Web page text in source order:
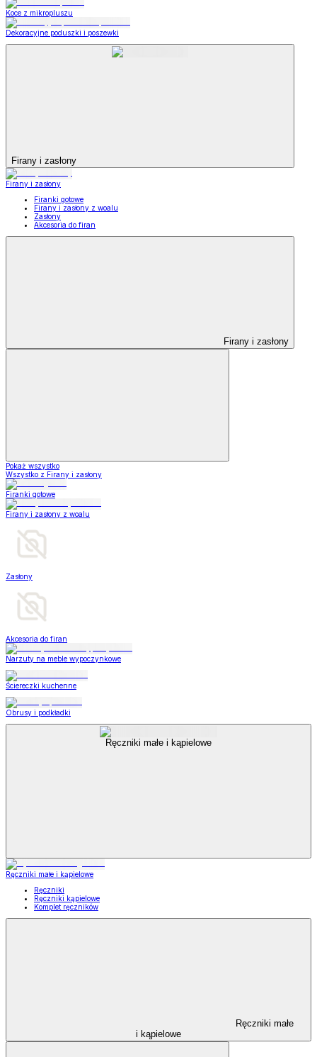
Koce z mikropluszu
Dekoracyjne poduszki i poszewki
Firany i zasłony
Firany i zasłony
Firanki gotowe
Firany i zasłony z woalu
Zasłony
Akcesoria do firan
Firany i zasłony
Pokaż wszystko
Wszystko z Firany i zasłony
Firanki gotowe
Firany i zasłony z woalu
Zasłony
Akcesoria do firan
Narzuty na meble wypoczynkowe
Ściereczki kuchenne
Obrusy i podkładki
Ręczniki małe i kąpielowe
Ręczniki małe i kąpielowe
Ręczniki
Ręczniki kąpielowe
Komplet ręczników
Ręczniki małe
i kąpielowe